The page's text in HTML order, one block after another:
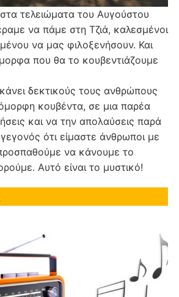
τελειώματα του Αυγούστου
να πάμε στη Τζιά, καλεσμένοι
να μας φιλοξενήσουν. Και
που θα το κουβεντιάζουμε
δεκτικούς τους ανθρώπους
κουβέντα, σε μια παρέα
και να την απολαύσεις παρά
ότι είμαστε άνθρωποι με
να κάνουμε το
Αυτό είναι το μυστικό!